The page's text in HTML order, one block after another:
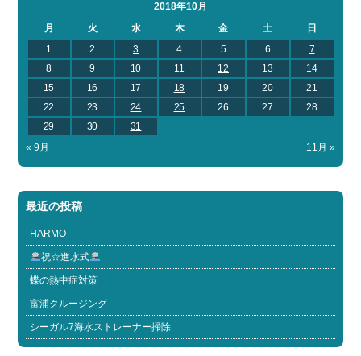
2018年10月
月
火 水 木 金 土
日
1
2 3 4 5 6
7
8
9 10 11 12 13
14
15
16 17 18 19 20
21
22
23 24 25 26 27
28
29
30
31
« 9月
11月 »
最近の投稿
HARMO
祝☆進水式
蝶の熱中症対策
富浦クルージング
シーガル7海水ストレーナー掃除